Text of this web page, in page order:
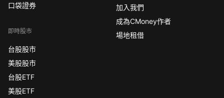
口袋證券
即時股市
台股股市
美股股市
台股ETF
美股ETF
加入我們
成為CMoney作者
場地租借